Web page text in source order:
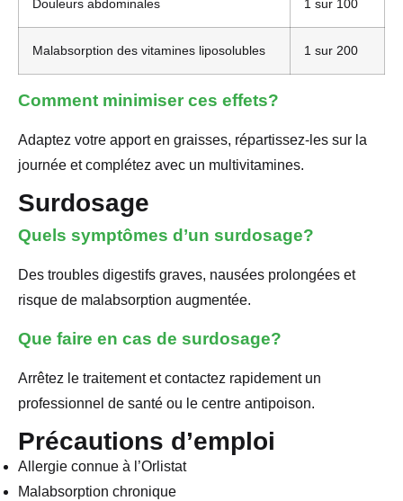
Douleurs abdominales 1 sur 100
Malabsorption des vitamines liposolubles 1 sur 200
Comment minimiser ces effets?
Adaptez votre apport en graisses, répartissez-les sur la
journée et complétez avec un multivitamines.
Surdosage
Quels symptômes d’un surdosage?
Des troubles digestifs graves, nausées prolongées et
risque de malabsorption augmentée.
Que faire en cas de surdosage?
Arrêtez le traitement et contactez rapidement un
professionnel de santé ou le centre antipoison.
Précautions d’emploi
Allergie connue à l’Orlistat
Malabsorption chronique